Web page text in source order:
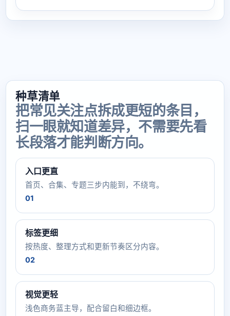
种草清单
把常见关注点拆成更短的条目，
扫一眼就知道差异，不需要先看
长段落才能判断方向。
入口更直
首页、合集、专题三步内能到，不绕弯。
01
标签更细
按热度、整理方式和更新节奏区分内容。
02
视觉更轻
浅色商务蓝主导，配合留白和细边框。